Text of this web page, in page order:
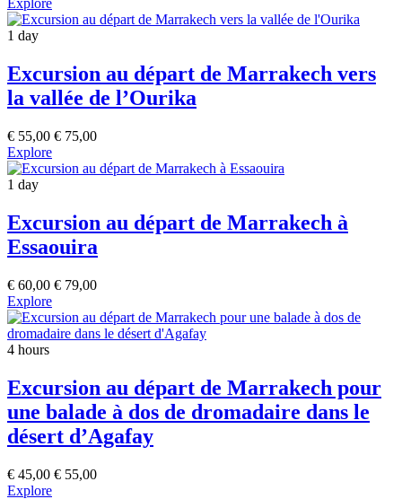
Explore
1 day
Excursion au départ de Marrakech vers
la vallée de l’Ourika
€ 55,00 € 75,00
Explore
1 day
Excursion au départ de Marrakech à
Essaouira
€ 60,00 € 79,00
Explore
4 hours
Excursion au départ de Marrakech pour
une balade à dos de dromadaire dans le
désert d’Agafay
€ 45,00 € 55,00
Explore